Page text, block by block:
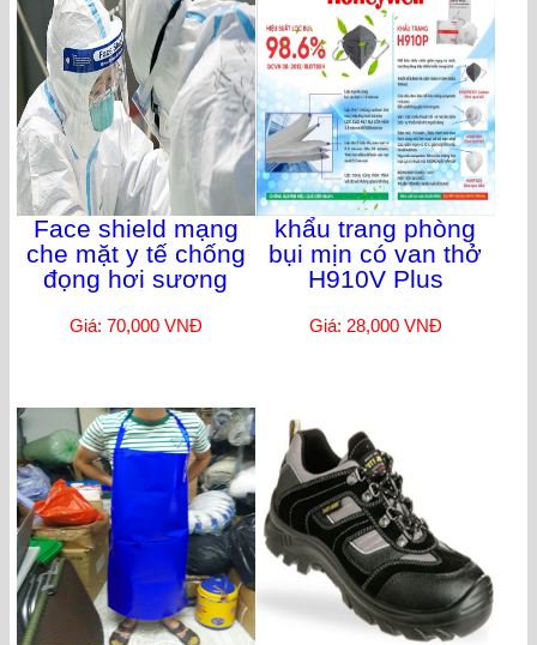
Face shield mạng
che mặt y tế chống
đọng hơi sương
Giá: 70,000 VNĐ
khẩu trang phòng
bụi mịn có van thở
H910V Plus
Giá: 28,000 VNĐ